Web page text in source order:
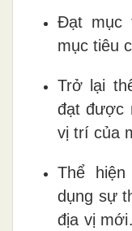
Đạt mục
mục tiêu
Trở lại
đạt được
vị trí của
Thể
dụng sự
địa vị